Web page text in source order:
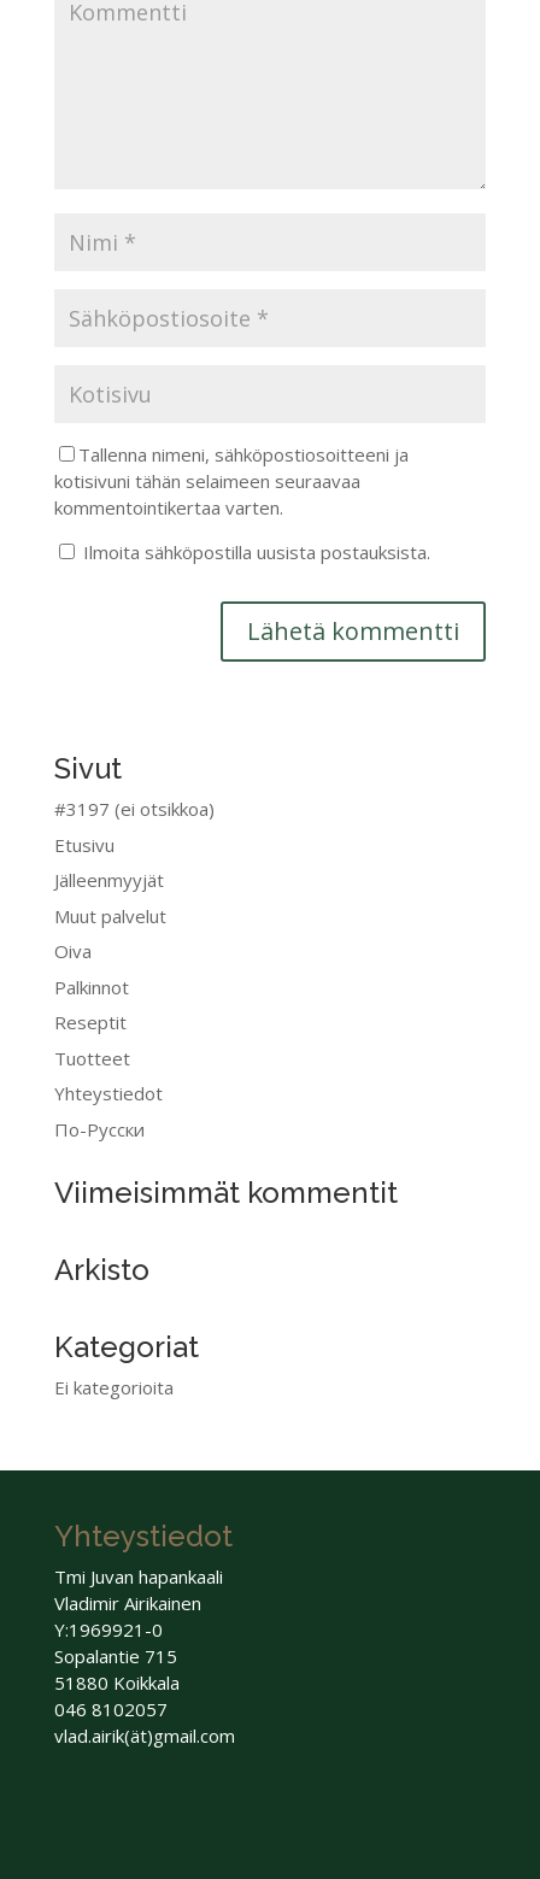
Tallenna nimeni, sähköpostiosoitteeni ja
kotisivuni tähän selaimeen seuraavaa
kommentointikertaa varten.
Ilmoita sähköpostilla uusista postauksista.
Sivut
#3197 (ei otsikkoa)
Etusivu
Jälleenmyyjät
Muut palvelut
Oiva
Palkinnot
Reseptit
Tuotteet
Yhteystiedot
По-Pусски
Viimeisimmät kommentit
Arkisto
Kategoriat
Ei kategorioita
Yhteystiedot
Tmi Juvan hapankaali
Vladimir Airikainen
Y:1969921-0
Sopalantie 715
51880 Koikkala
046 8102057
vlad.airik(ät)gmail.com